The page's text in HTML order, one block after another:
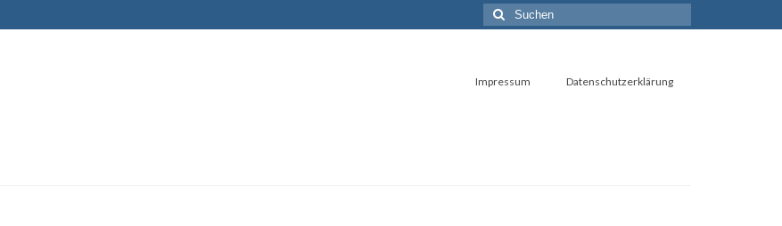
Suchen
nach:
Impressum Datenschutzerklärung